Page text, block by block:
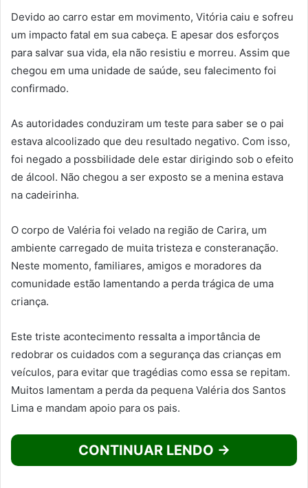
Devido ao carro estar em movimento, Vitória caiu e sofreu
um impacto fatal em sua cabeça. E apesar dos esforços
para salvar sua vida, ela não resistiu e morreu. Assim que
chegou em uma unidade de saúde, seu falecimento foi
confirmado.
As autoridades conduziram um teste para saber se o pai
estava alcoolizado que deu resultado negativo. Com isso,
foi negado a possbilidade dele estar dirigindo sob o efeito
de álcool. Não chegou a ser exposto se a menina estava
na cadeirinha.
O corpo de Valéria foi velado na região de Carira, um
ambiente carregado de muita tristeza e consteranação.
Neste momento, familiares, amigos e moradores da
comunidade estão lamentando a perda trágica de uma
criança.
Este triste acontecimento ressalta a importância de
redobrar os cuidados com a segurança das crianças em
veículos, para evitar que tragédias como essa se repitam.
Muitos lamentam a perda da pequena Valéria dos Santos
Lima e mandam apoio para os pais.
CONTINUAR LENDO →